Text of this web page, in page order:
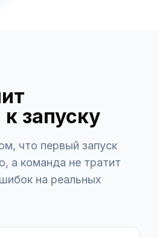
запуску
что первый запуск
а команда не тратит
на реальных